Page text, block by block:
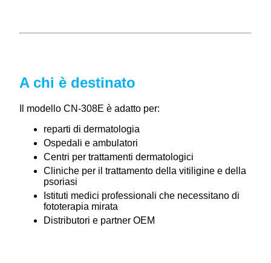
A chi è destinato
Il modello CN-308E è adatto per:
reparti di dermatologia
Ospedali e ambulatori
Centri per trattamenti dermatologici
Cliniche per il trattamento della vitiligine e della
psoriasi
Istituti medici professionali che necessitano di
fototerapia mirata
Distributori e partner OEM